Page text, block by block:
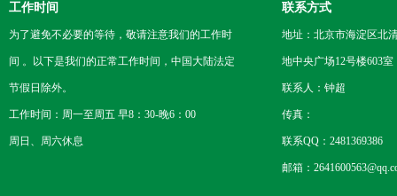
工作时间
为了避免不必要的等待，敬请注意我们的工作时
间 。以下是我们的正常工作时间，中国大陆法定
节假日除外。
工作时间：周一至周五 早8：30-晚6：00
周日、周六休息
联系方式
地址：北京市海淀区北
地中央广场12号楼603室
联系人：钟超
传真：
联系QQ：2481369386
邮箱：